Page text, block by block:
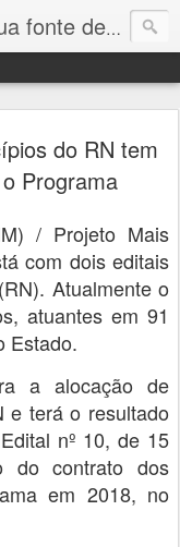
Blog do Prof. Escolástico :: Sua fonte de informação!
do RN tem
Programa
/ Projeto Mais
com dois editais
Atualmente o
atuantes em 91
Estado.
a alocação de
e terá o resultado
nº 10, de 15
do contrato dos
em 2018, no